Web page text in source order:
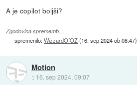
A je copilot boljši?
Zgodovina sprememb…
spremenilo:WizzardOfOZ(16. sep 2024 ob 08:47)
Motion
:: 16. sep 2024, 09:07